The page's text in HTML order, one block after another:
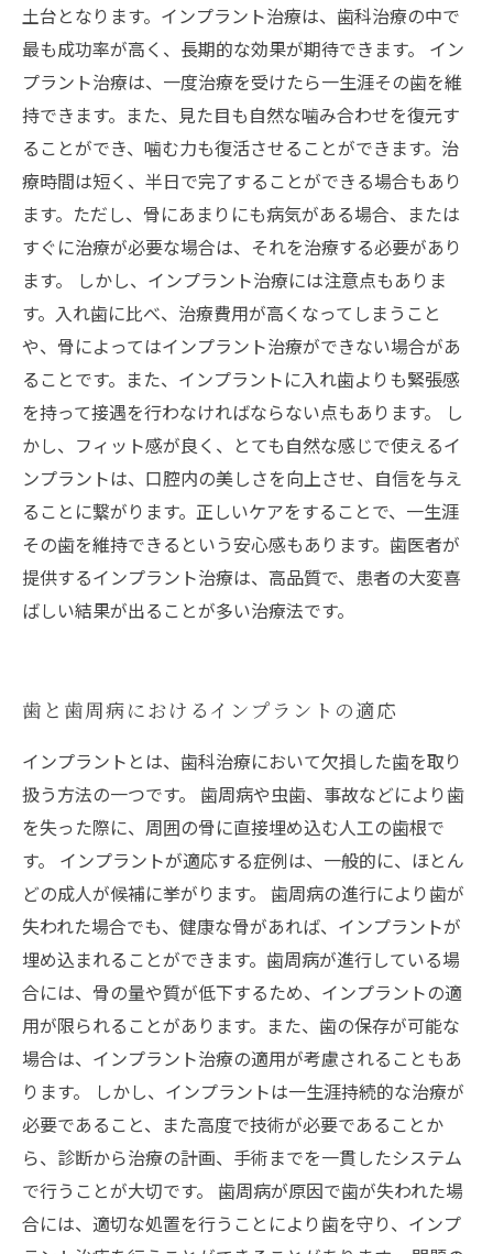
土台となります。インプラント治療は、歯科治療の中で
最も成功率が高く、長期的な効果が期待できます。 イン
プラント治療は、一度治療を受けたら一生涯その歯を維
持できます。また、見た目も自然な噛み合わせを復元す
ることができ、噛む力も復活させることができます。治
療時間は短く、半日で完了することができる場合もあり
ます。ただし、骨にあまりにも病気がある場合、または
すぐに治療が必要な場合は、それを治療する必要があり
ます。 しかし、インプラント治療には注意点もありま
す。入れ歯に比べ、治療費用が高くなってしまうこと
や、骨によってはインプラント治療ができない場合があ
ることです。また、インプラントに入れ歯よりも緊張感
を持って接遇を行わなければならない点もあります。 し
かし、フィット感が良く、とても自然な感じで使えるイ
ンプラントは、口腔内の美しさを向上させ、自信を与え
ることに繋がります。正しいケアをすることで、一生涯
その歯を維持できるという安心感もあります。歯医者が
提供するインプラント治療は、高品質で、患者の大変喜
ばしい結果が出ることが多い治療法です。
歯と歯周病におけるインプラントの適応
インプラントとは、歯科治療において欠損した歯を取り
扱う方法の一つです。 歯周病や虫歯、事故などにより歯
を失った際に、周囲の骨に直接埋め込む人工の歯根で
す。 インプラントが適応する症例は、一般的に、ほとん
どの成人が候補に挙がります。 歯周病の進行により歯が
失われた場合でも、健康な骨があれば、インプラントが
埋め込まれることができます。歯周病が進行している場
合には、骨の量や質が低下するため、インプラントの適
用が限られることがあります。また、歯の保存が可能な
場合は、インプラント治療の適用が考慮されることもあ
ります。 しかし、インプラントは一生涯持続的な治療が
必要であること、また高度で技術が必要であることか
ら、診断から治療の計画、手術までを一貫したシステム
で行うことが大切です。 歯周病が原因で歯が失われた場
合には、適切な処置を行うことにより歯を守り、インプ